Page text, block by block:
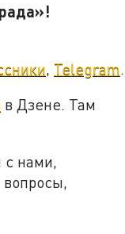
Telegram
в Дзене. Там
с нами,